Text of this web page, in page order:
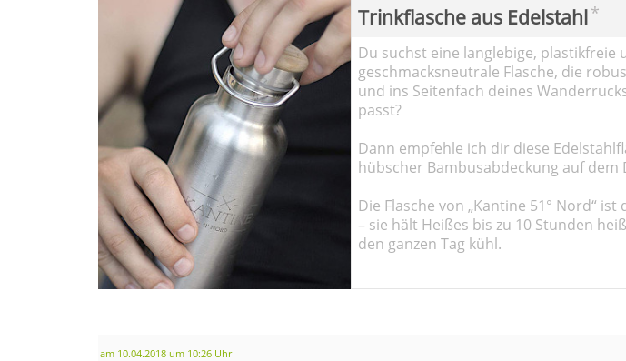
Trinkflasche aus Edelstahl*
Du suchst eine langlebige, plastikfreie
geschmacksneutrale Flasche, die
und ins Seitenfach deines
passt?
Dann empfehle ich dir diese
hübscher Bambusabdeckung auf dem
Die Flasche von „Kantine 51° Nord“
– sie hält Heißes bis zu 10 Stunden
den ganzen Tag kühl.
am 10.04.2018 um 10:26 Uhr